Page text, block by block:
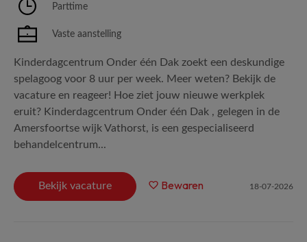
Parttime
Vaste aanstelling
Kinderdagcentrum Onder één Dak zoekt een deskundige
spelagoog voor 8 uur per week. Meer weten? Bekijk de
vacature en reageer! Hoe ziet jouw nieuwe werkplek
eruit? Kinderdagcentrum Onder één Dak , gelegen in de
Amersfoortse wijk Vathorst, is een gespecialiseerd
behandelcentrum...
Bekijk vacature Bewaren 18-07-2026